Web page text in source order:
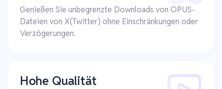
Genießen Sie unbegrenzte Downloads von OPUS-
Dateien von X(Twitter) ohne Einschränkungen oder
Verzögerungen.
Hohe Qualität